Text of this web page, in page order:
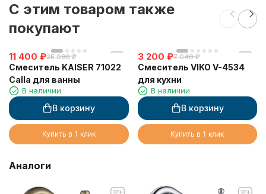
C этим товаром также
покупают
11 400 ₽25 080 ₽
Смеситель KAISER 71022
Calla для ванны
В наличии
В корзину
Купить в 1 клик
3 200 ₽7 040 ₽
Смеситель VIKO V-4534
для кухни
В наличии
В корзину
Купить в 1 клик
Аналоги